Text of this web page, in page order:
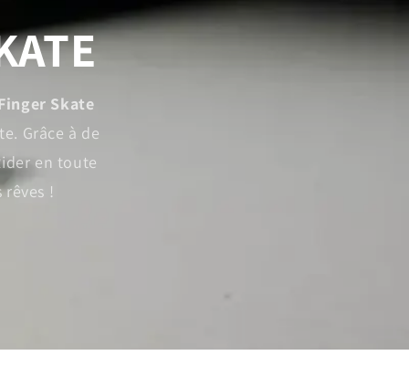
Skate
Grâce à de
en toute
!